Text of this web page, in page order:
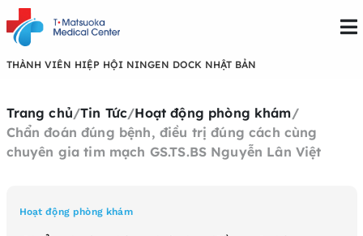
THÀNH VIÊN HIỆP HỘI NINGEN DOCK NHẬT BẢN
Trang chủ/Tin Tức/Hoạt động phòng khám/
Chẩn đoán đúng bệnh, điều trị đúng cách cùng
chuyên gia tim mạch GS.TS.BS Nguyễn Lân Việt
Hoạt động phòng khám